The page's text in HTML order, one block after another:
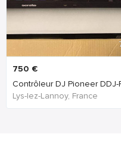
750 €
Contrôleur DJ Pioneer DDJ-
Lys-lez-Lannoy, France